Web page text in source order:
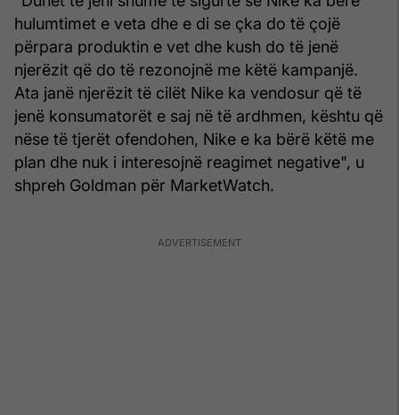
hulumtimet e veta dhe e di se çka do të çojë
përpara produktin e vet dhe kush do të jenë
njerëzit që do të rezonojnë me këtë kampanjë.
Ata janë njerëzit të cilët Nike ka vendosur që të
jenë konsumatorët e saj në të ardhmen, kështu që
nëse të tjerët ofendohen, Nike e ka bërë këtë me
plan dhe nuk i interesojnë reagimet negative", u
shpreh Goldman për MarketWatch.